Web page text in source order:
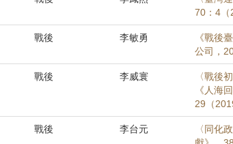
70：4（
戰後 李敏勇
《戰後
公司，
戰後 李威寰
〈戰後
《人海
29（
戰後 李台元
〈同化